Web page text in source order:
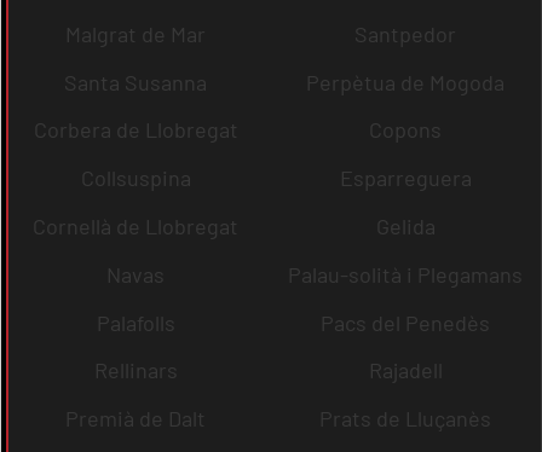
Malgrat de Mar
Santpedor
Santa Susanna
Perpètua de Mogoda
Corbera de Llobregat
Copons
Collsuspina
Esparreguera
Cornellà de Llobregat
Gelida
Navas
Palau-solità i Plegamans
Palafolls
Pacs del Penedès
Rellinars
Rajadell
Premià de Dalt
Prats de Lluçanès